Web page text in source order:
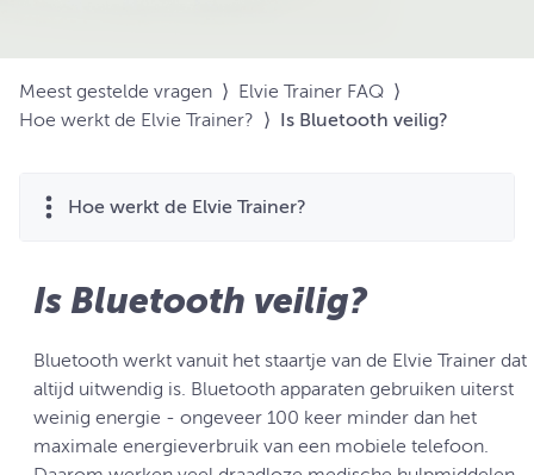
Meest gestelde vragen ⟩ Elvie Trainer FAQ ⟩
Hoe werkt de Elvie Trainer? ⟩ Is Bluetooth veilig?
Hoe werkt de Elvie Trainer?
Is Bluetooth veilig?
Bluetooth werkt vanuit het staartje van de Elvie Trainer dat
altijd uitwendig is. Bluetooth apparaten gebruiken uiterst
weinig energie - ongeveer 100 keer minder dan het
maximale energieverbruik van een mobiele telefoon.